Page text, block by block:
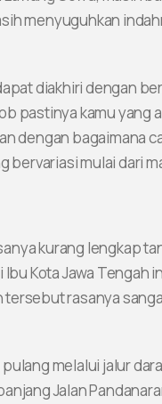
menyuguhkan
diakhiri dengan
pastinya kamu yang
dengan bagaimana
bervariasi mulai dari
kurang lengkap
Kota Jawa Tengah
rasanya
melalui jalur
Jalan